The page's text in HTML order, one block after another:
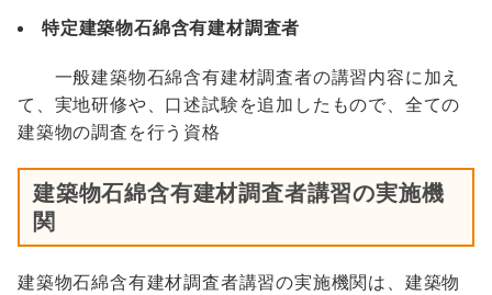
特定建築物石綿含有建材調査者
一般建築物石綿含有建材調査者の講習内容に加え
て、実地研修や、口述試験を追加したもので、全ての
建築物の調査を行う資格
建築物石綿含有建材調査者講習の実施機
関
建築物石綿含有建材調査者講習の実施機関は、建築物